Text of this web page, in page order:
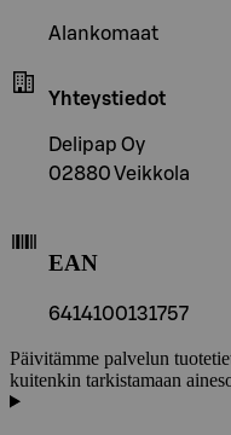
Alankomaat
Yhteystiedot
Delipap Oy
02880 Veikkola
EAN
6414100131757
Päivitämme palvelun
kuitenkin tarkistamaan